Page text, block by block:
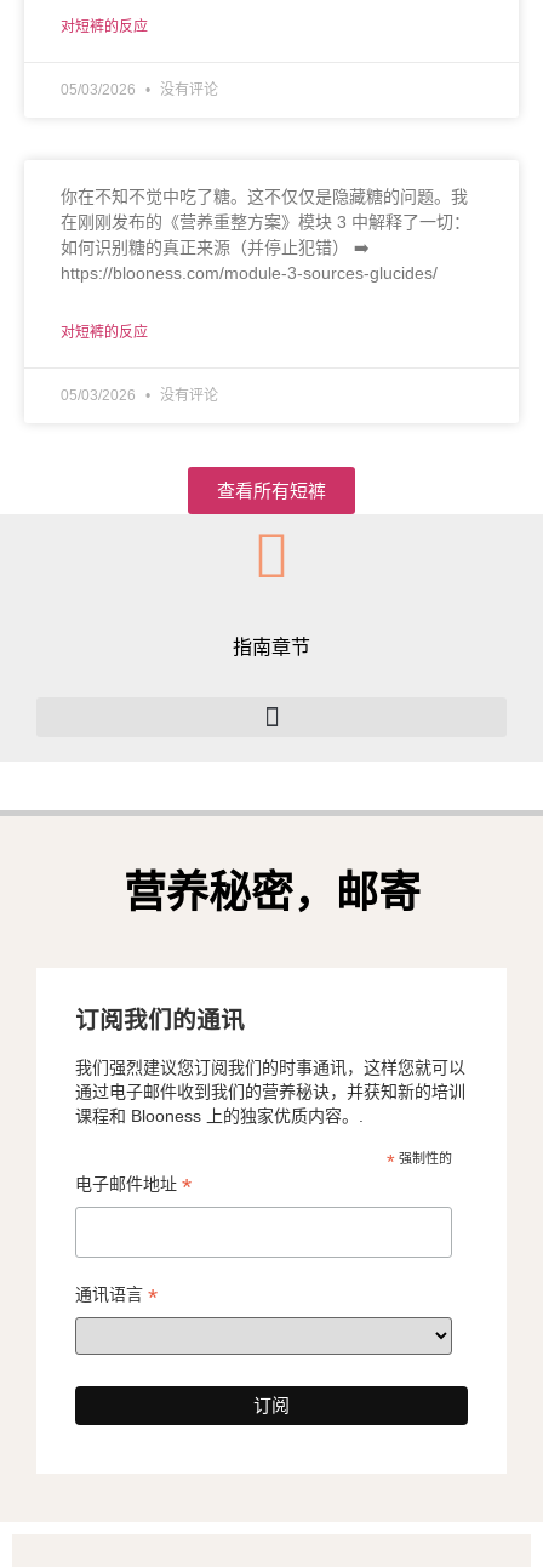
对短裤的反应
05/03/2026 没有评论
你在不知不觉中吃了糖。这不仅仅是隐藏糖的问题。我
在刚刚发布的《营养重整方案》模块 3 中解释了一切：
如何识别糖的真正来源（并停止犯错） ➡️
https://blooness.com/module-3-sources-glucides/
对短裤的反应
05/03/2026 没有评论
查看所有短裤
指南章节
营养秘密，邮寄
订阅我们的通讯
我们强烈建议您订阅我们的时事通讯，这样您就可以
通过电子邮件收到我们的营养秘诀，并获知新的培训
课程和 Blooness 上的独家优质内容。.
* 强制性的
电子邮件地址 *
通讯语言 *